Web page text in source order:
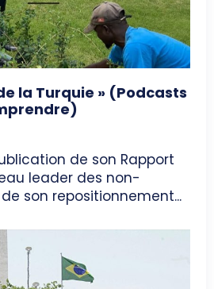
la Turquie » (Podcasts
de son Rapport
leader des non-
son repositionnement...